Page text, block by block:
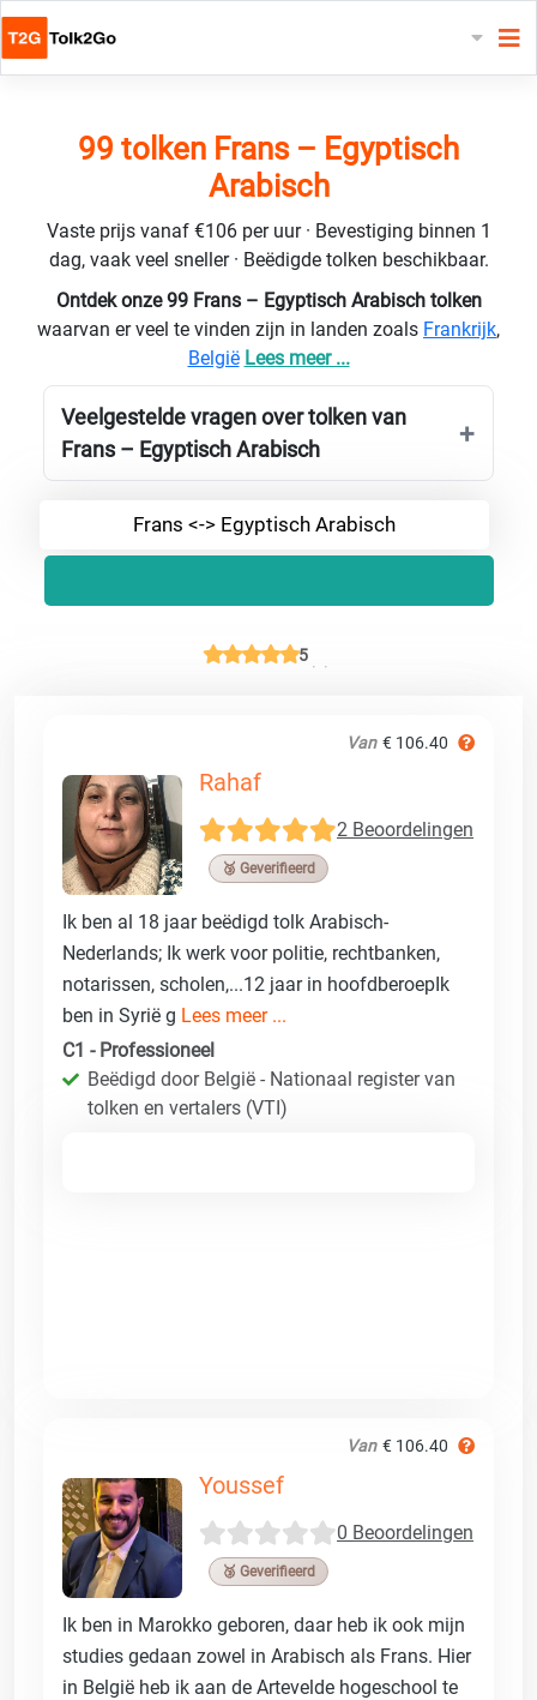
99 tolken Frans – Egyptisch
Arabisch
Vaste prijs vanaf €106 per uur · Bevestiging binnen 1
dag, vaak veel sneller · Beëdigde tolken beschikbaar.
Ontdek onze 99 Frans – Egyptisch Arabisch tolken
waarvan er veel te vinden zijn in landen zoals Frankrijk,
België Lees meer ...
Veelgestelde vragen over tolken van
Frans – Egyptisch Arabisch
Frans <-> Egyptisch Arabisch
5
Van € 106.40
Rahaf
2 Beoordelingen
🥉 Geverifieerd
Ik ben al 18 jaar beëdigd tolk Arabisch-
Nederlands; Ik werk voor politie, rechtbanken,
notarissen, scholen,...12 jaar in hoofdberoepIk
ben in Syrië g Lees meer ...
C1 - Professioneel
Beëdigd door België - Nationaal register van
tolken en vertalers (VTI)
Van € 106.40
Youssef
0 Beoordelingen
🥉 Geverifieerd
Ik ben in Marokko geboren, daar heb ik ook mijn
studies gedaan zowel in Arabisch als Frans. Hier
in België heb ik aan de Artevelde hogeschool te